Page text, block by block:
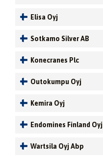
Elisa Oyj
Sotkamo Silver AB
Konecranes Plc
Outokumpu Oyj
Kemira Oyj
Endomines Finland Oyj
Wartsila Oyj Abp